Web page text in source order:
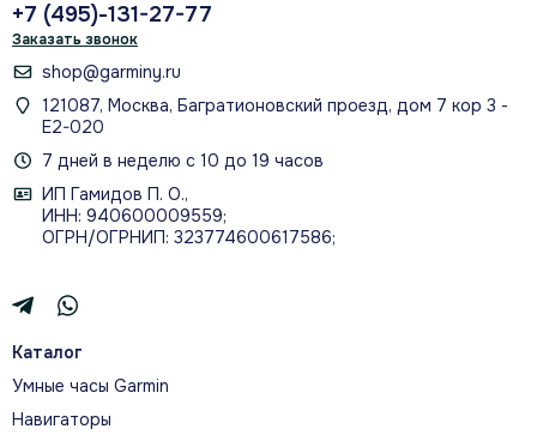
+7 (495)-131-27-77
Заказать звонок
shop@garminy.ru
121087, Москва, Багратионовский проезд, дом 7 кор 3 -
Е2-020
7 дней в неделю с 10 до 19 часов
ИП Гамидов П. О.,
ИНН: 940600009559;
ОГРН/ОГРНИП: 323774600617586;
Каталог
Умные часы Garmin
Навигаторы